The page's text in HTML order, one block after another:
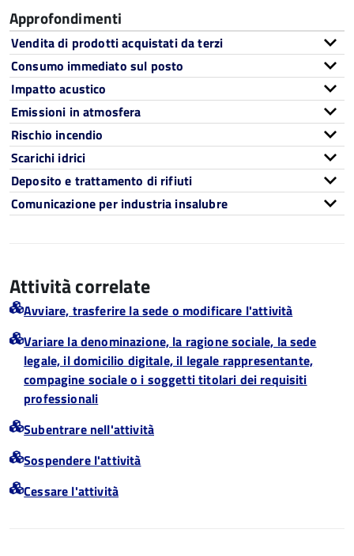
Approfondimenti
Vendita di prodotti acquistati da terzi
Consumo immediato sul posto
Impatto acustico
Emissioni in atmosfera
Rischio incendio
Scarichi idrici
Deposito e trattamento di rifiuti
Comunicazione per industria insalubre
Attività correlate
Avviare, trasferire la sede o modificare l'attività
Variare la denominazione, la ragione sociale, la sede
legale, il domicilio digitale, il legale rappresentante,
compagine sociale o i soggetti titolari dei requisiti
professionali
Subentrare nell'attività
Sospendere l'attività
Cessare l'attività